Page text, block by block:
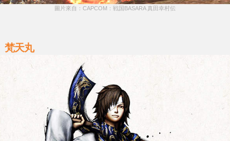
圖片來自：CAPCOM：戦国BASARA 真田幸村伝
梵天丸